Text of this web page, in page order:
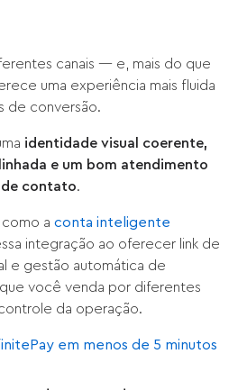
canais — e, mais do que
uma experiência mais fluida
de conversão.
identidade visual coerente,
e um bom atendimento
contato.
como aconta inteligente
integração ao oferecer link de
e gestão automática de
você venda por diferentes
da operação.
em menos de 5 minutos